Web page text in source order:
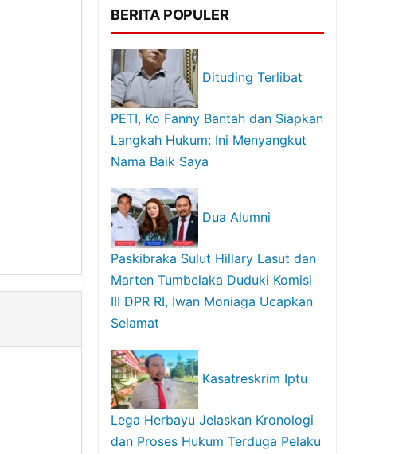
BERITA POPULER
Dituding Terlibat
PETI, Ko Fanny Bantah dan Siapkan
Langkah Hukum: Ini Menyangkut
Nama Baik Saya
Dua Alumni
Paskibraka Sulut Hillary Lasut dan
Marten Tumbelaka Duduki Komisi
III DPR RI, Iwan Moniaga Ucapkan
Selamat
Kasatreskrim Iptu
Lega Herbayu Jelaskan Kronologi
dan Proses Hukum Terduga Pelaku